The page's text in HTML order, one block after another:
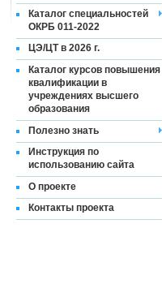
Каталог специальностей
ОКРБ 011-2022
ЦЭ/ЦТ в 2026 г.
Каталог курсов повышения
квалификации в
учреждениях высшего
образования
Полезно знать
Инструкция по
использованию сайта
О проекте
Контакты проекта